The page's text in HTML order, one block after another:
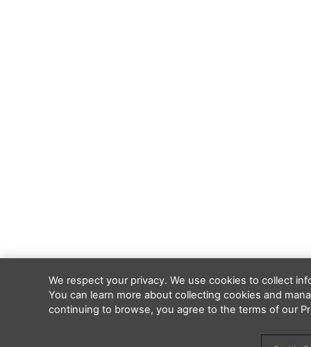
We respect your privacy. We use cookies to collect
You can learn more about collecting cookies and
continuing to browse, you agree to the terms of our